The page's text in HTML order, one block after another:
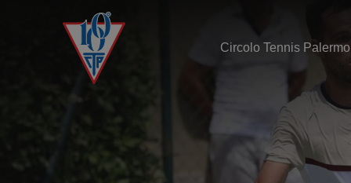
Circolo Tennis Palermo